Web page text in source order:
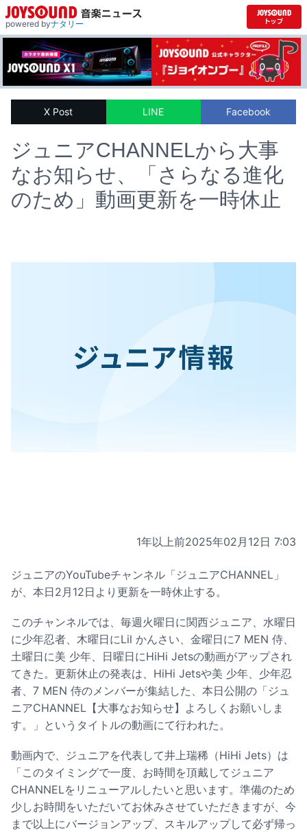
powered byナタリー
X Post LINE Facebook
ジュニアCHANNELから大事
なお知らせ、「さらなる進化
のため」動画更新を一時休止
1年以上前2025年02月12日 7:03
ジュニアのYouTubeチャンネル「ジュニアCHANNEL」
が、本日2月12日より更新を一時休止する。
このチャンネルでは、毎週火曜日に関西ジュニア、水曜日
に少年忍者、木曜日にLil かんさい、金曜日に7 MEN 侍、
土曜日に美 少年、日曜日にHiHi Jetsの動画がアップされ
てきた。更新休止の発表は、HiHi Jetsや美 少年、少年忍
者、7 MEN 侍のメンバーが集結した、本日公開の「ジュ
ニアCHANNEL【大事なお知らせ】よろしくお願いしま
す。」というタイトルの動画にて行われた。
動画内で、ジュニアを代表して井上瑞稀（HiHi Jets）は
「このタイミングで一度、お時間を頂戴してジュニア
CHANNELをリニューアルしたいと思います。準備のため
少しお時間をいただいてお休みさせていただきますが、今
まで以上にバージョンアップ、スキルアップして必ず帰っ